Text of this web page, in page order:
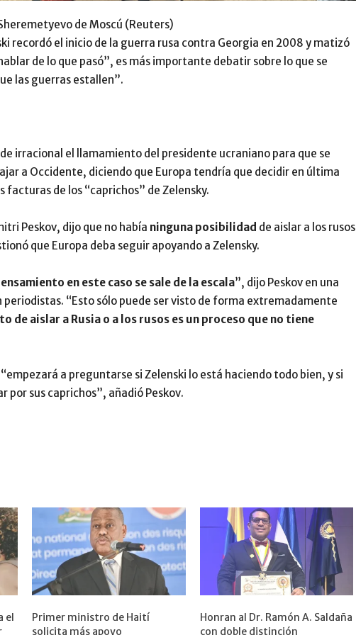
de Moscú (Reuters)
recordó el inicio de la guerra rusa contra Georgia en 2008 y matizó
de lo que pasó”, es más importante debatir sobre lo que se
las guerras estallen”.
irracional el llamamiento del presidente ucraniano para que se
a Occidente, diciendo que Europa tendría que decidir en última
facturas de los “caprichos” de Zelensky.
Peskov, dijo que no había ninguna posibilidad de aislar a los rusos
que Europa deba seguir apoyando a Zelensky.
en este caso se sale de la escala”, dijo Peskov en una
“Esto sólo puede ser visto de forma extremadamente
de aislar a Rusia o a los rusos es un proceso que no tiene
a preguntarse si Zelenski lo está haciendo todo bien, y si
por sus caprichos”, añadió Peskov.
el
Primer ministro de Haití
solicita más apoyo
Honran al Dr. Ramón A. Saldaña
con doble distinción